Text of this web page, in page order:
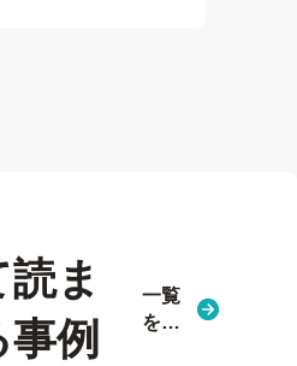
ま
例
一覧
を見